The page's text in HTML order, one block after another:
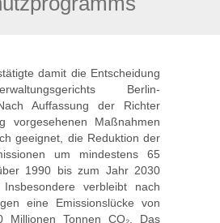
damit die Entscheidung
Berlin-
Auffassung der Richter
vorgesehenen Maßnahmen
geeignet, die Reduktion der
um mindestens 65
1990 bis zum Jahr 2030
Insbesondere verbleibt nach
eine Emissionslücke von
Millionen Tonnen CO₂. Das